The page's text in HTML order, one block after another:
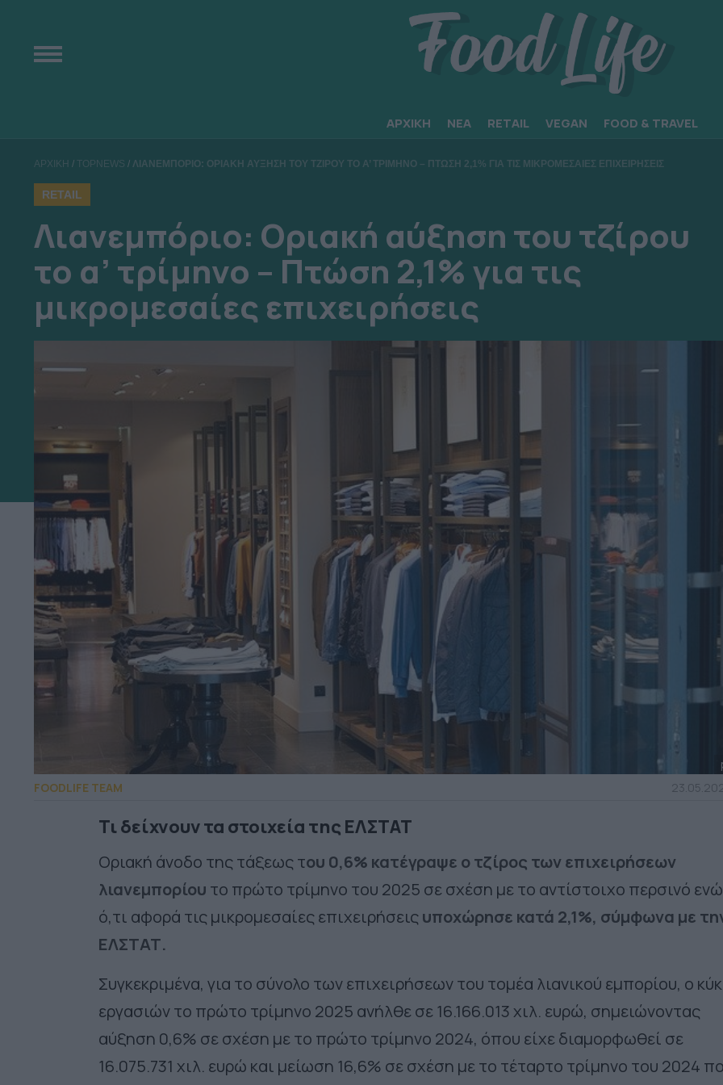
ΑΡΧΙΚΗ ΝΕΑ RETAIL VEGAN FOOD & TRAVEL
ΑΡΧΙΚΗ / TOPNEWS / ΛΙΑΝΕΜΠΟΡΙΟ: ΟΡΙΑΚΗ ΑΥΞΗΣΗ ΤΟΥ ΤΖΙΡΟΥ ΤΟ Α’ ΤΡΙΜΗΝΟ – ΠΤΩΣΗ 2,1% ΓΙΑ ΤΙΣ ΜΙΚΡΟΜΕΣΑΙΕΣ ΕΠΙΧΕΙΡΗΣΕΙΣ
RETAIL
Λιανεμπόριο: Οριακή αύξηση του τζίρου
το α’ τρίμηνο – Πτώση 2,1% για τις
μικρομεσαίες επιχειρήσεις
FOODLIFE TEAM
Τι δείχνουν τα στοιχεία της ΕΛΣΤΑΤ
Οριακή άνοδο της τάξεως του 0,6% κατέγραψε ο τζίρος των επιχειρήσεων
λιανεμπορίου το πρώτο τρίμηνο του 2025 σε σχέση με το αντίστοιχο περσινό
ό,τι αφορά τις μικρομεσαίες επιχειρήσειςυποχώρησε κατά 2,1%, σύμφωνα με
ΕΛΣΤΑΤ.
Συγκεκριμένα, για το σύνολο των επιχειρήσεων του τομέα λιανικού εμπορίου, ο
εργασιών το πρώτο τρίμηνο 2025 ανήλθε σε 16.166.013 χιλ. ευρώ, σημειώνοντας
αύξηση 0,6% σε σχέση με το πρώτο τρίμηνο 2024, όπου είχε διαμορφωθεί σε
16.075.731 χιλ. ευρώ και μείωση 16,6% σε σχέση με το τέταρτο τρίμηνο του 2024